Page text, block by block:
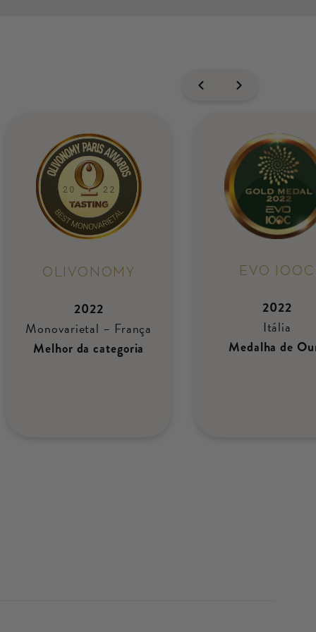
OLIVONOMY
2022
Monovarietal – França
Melhor da categoria
EVO IOOC
2022
Itália
Medalha de